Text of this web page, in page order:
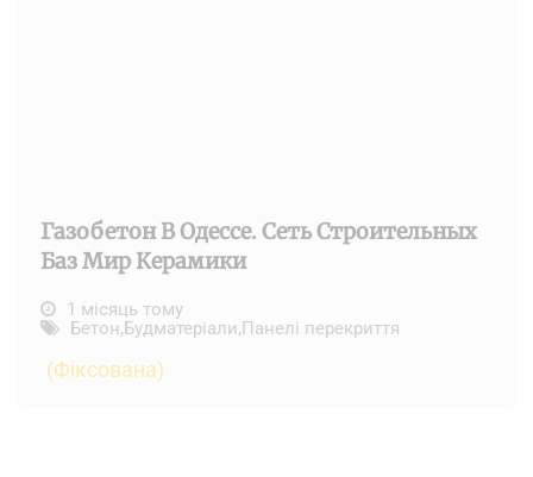
Газобетон В Одессе. Сеть Строительных
Баз Мир Керамики
1 місяць тому
Бетон,Будматеріали,Панелі перекриття
(Фіксована)